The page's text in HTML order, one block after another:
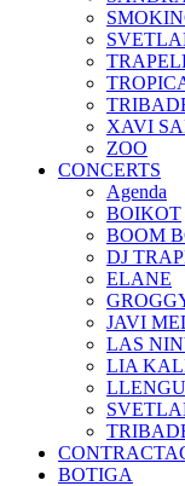
XAVI
ZOO
CONCERTS
Agenda
BOIKOT
BOOM
DJ
ELANE
JAVI
LAS
LIA
BOTIGA